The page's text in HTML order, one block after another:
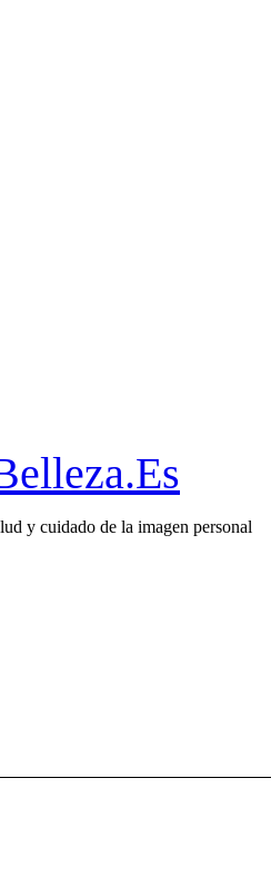
y cuidado de la imagen personal